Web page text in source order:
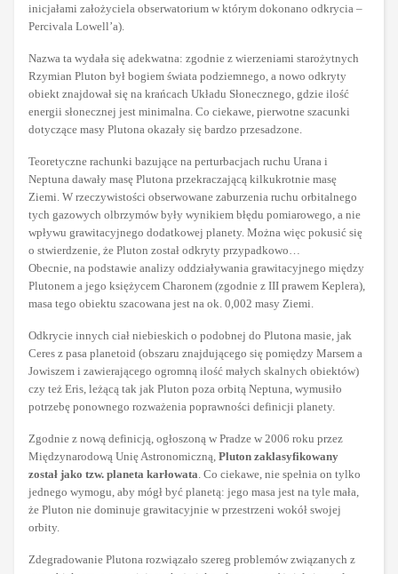
inicjałami założyciela obserwatorium w którym dokonano odkrycia –
Percivala Lowell’a).
Nazwa ta wydała się adekwatna: zgodnie z wierzeniami starożytnych
Rzymian Pluton był bogiem świata podziemnego, a nowo odkryty
obiekt znajdował się na krańcach Układu Słonecznego, gdzie ilość
energii słonecznej jest minimalna. Co ciekawe, pierwotne szacunki
dotyczące masy Plutona okazały się bardzo przesadzone.
Teoretyczne rachunki bazujące na perturbacjach ruchu Urana i
Neptuna dawały masę Plutona przekraczającą kilkukrotnie masę
Ziemi. W rzeczywistości obserwowane zaburzenia ruchu orbitalnego
tych gazowych olbrzymów były wynikiem błędu pomiarowego, a nie
wpływu grawitacyjnego dodatkowej planety. Można więc pokusić się
o stwierdzenie, że Pluton został odkryty przypadkowo…
Obecnie, na podstawie analizy oddziaływania grawitacyjnego między
Plutonem a jego księżycem Charonem (zgodnie z III prawem Keplera),
masa tego obiektu szacowana jest na ok. 0,002 masy Ziemi.
Odkrycie innych ciał niebieskich o podobnej do Plutona masie, jak
Ceres z pasa planetoid (obszaru znajdującego się pomiędzy Marsem a
Jowiszem i zawierającego ogromną ilość małych skalnych obiektów)
czy też Eris, leżącą tak jak Pluton poza orbitą Neptuna, wymusiło
potrzebę ponownego rozważenia poprawności definicji planety.
Zgodnie z nową definicją, ogłoszoną w Pradze w 2006 roku przez
Międzynarodową Unię Astronomiczną, Pluton zaklasyfikowany
został jako tzw. planeta karłowata . Co ciekawe, nie spełnia on tylko
jednego wymogu, aby mógł być planetą: jego masa jest na tyle mała,
że Pluton nie dominuje grawitacyjnie w przestrzeni wokół swojej
orbity.
Zdegradowanie Plutona rozwiązało szereg problemów związanych z